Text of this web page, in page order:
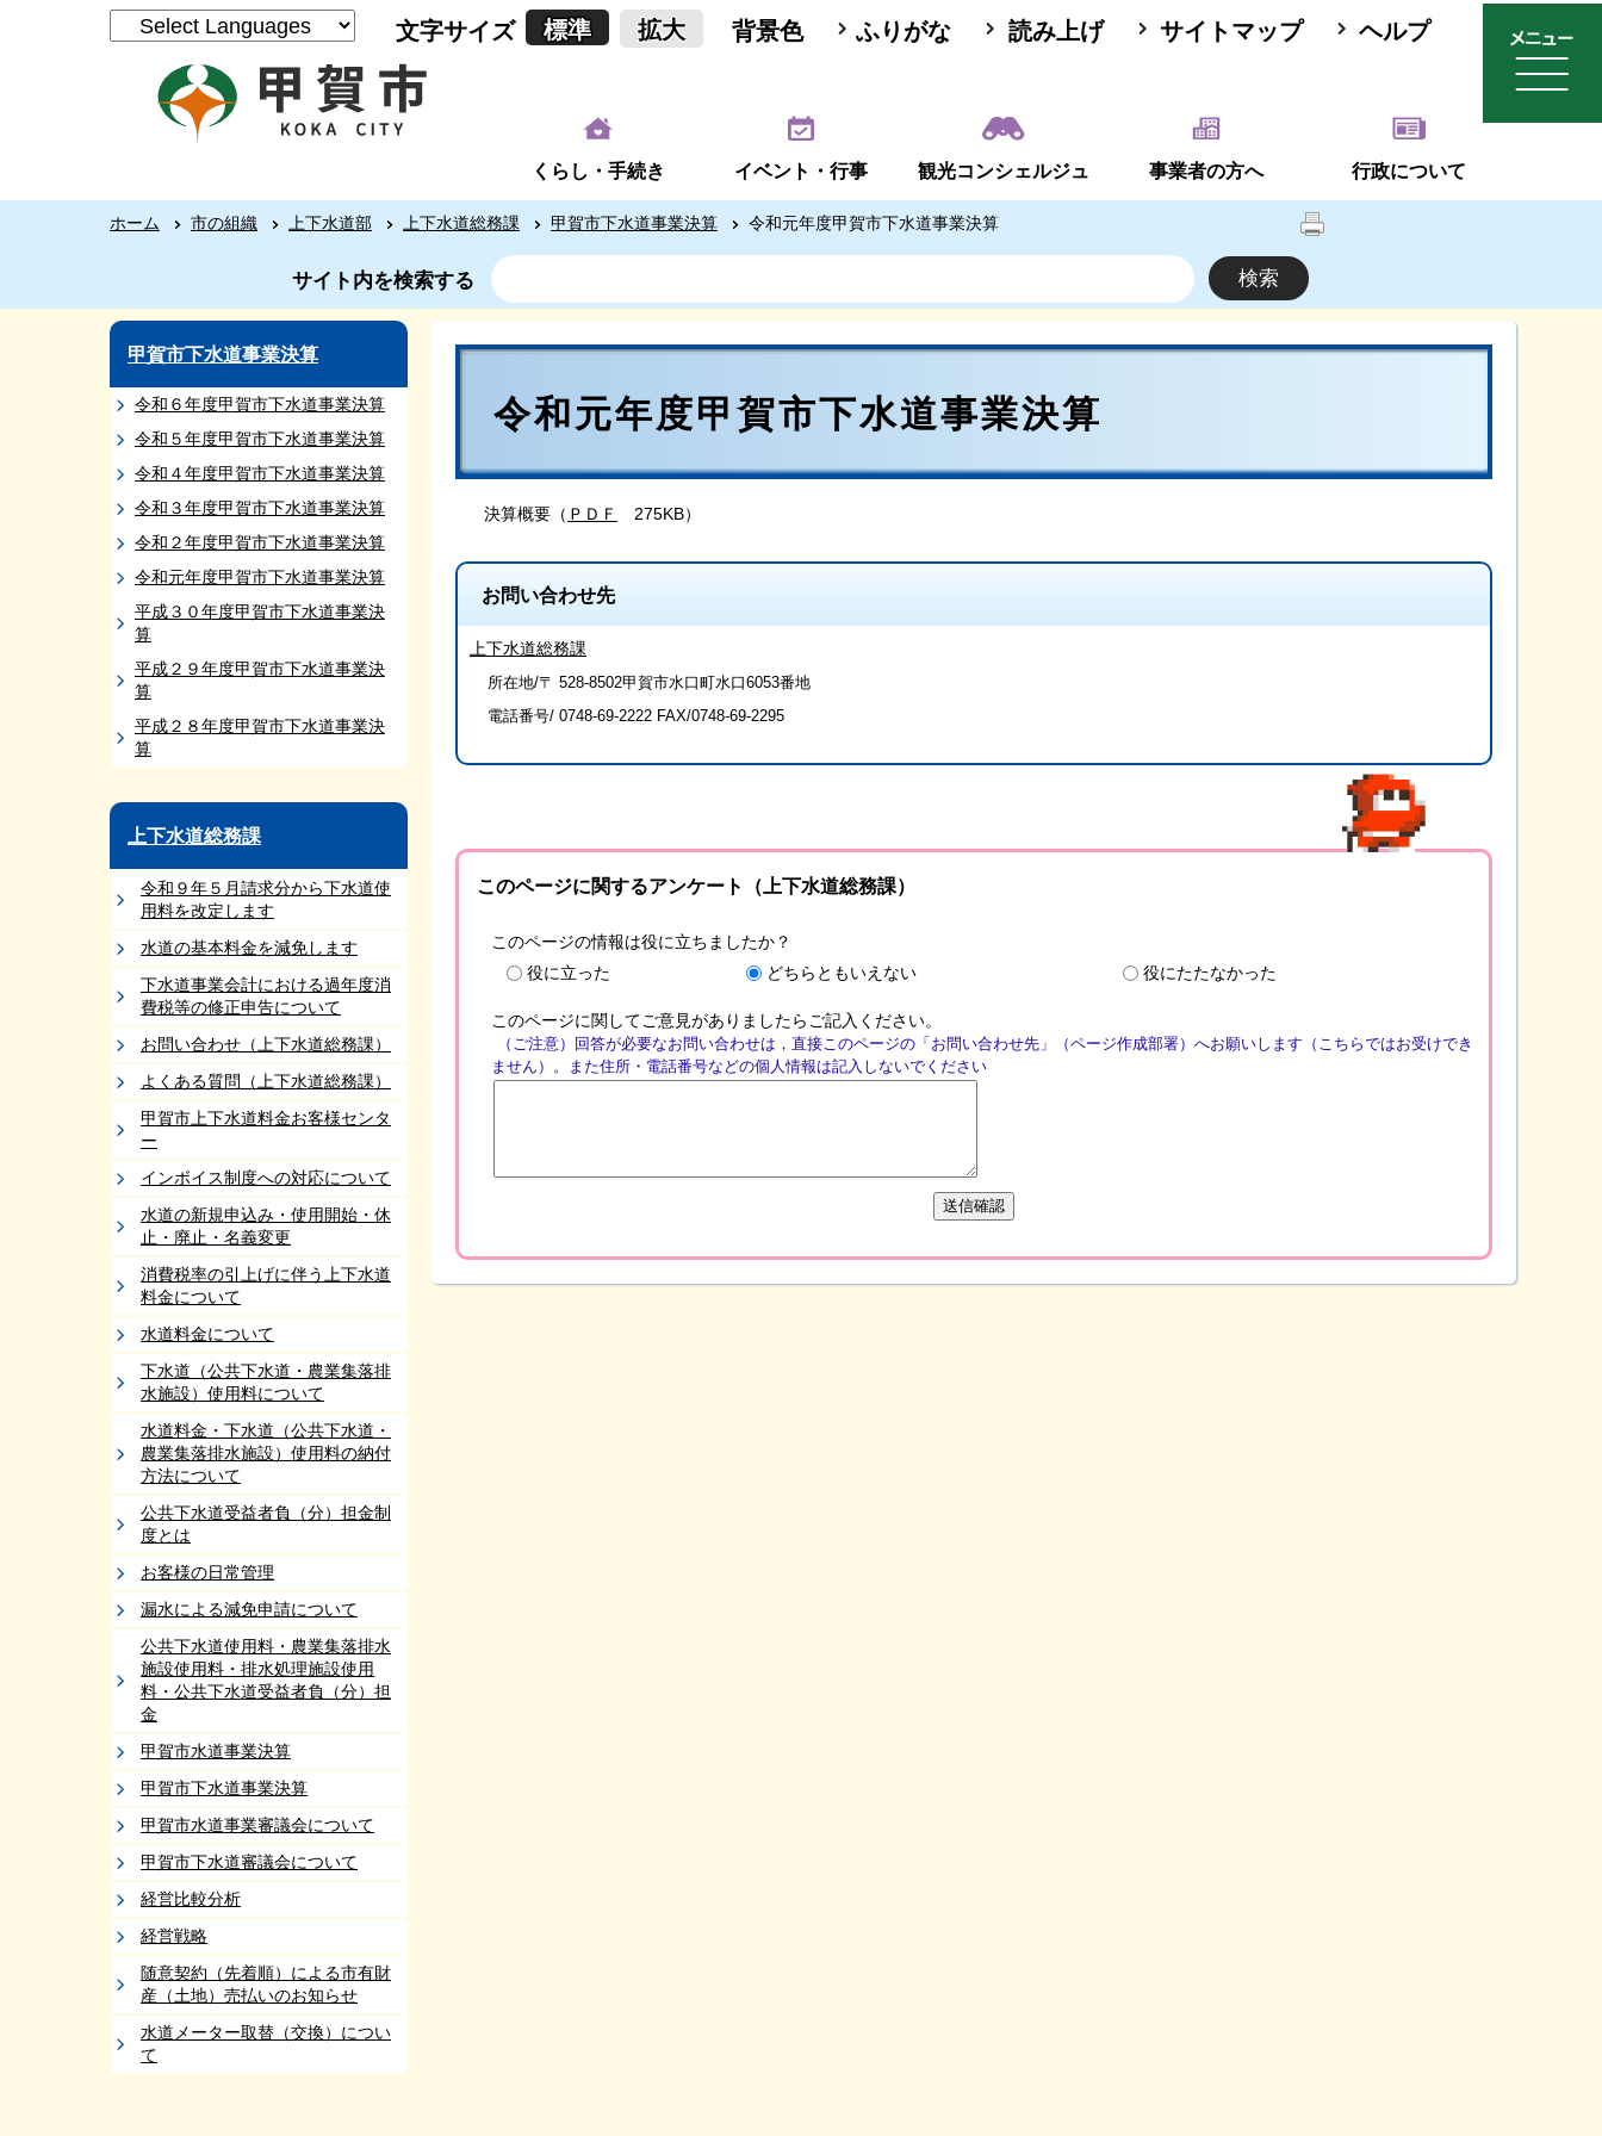
文字サイズ 標準 拡大 背景色 ふりがな 読み上げ サイトマップ ヘルプ
くらし・手続き イベント・行事 観光コンシェルジュ 事業者の方へ 行政について
ホーム 市の組織 上下水道部 上下水道総務課 甲賀市下水道事業決算 令和元年度甲賀市下水道事業決算
サイト内を検索する
甲賀市下水道事業決算
令和６年度甲賀市下水道事業決算
令和５年度甲賀市下水道事業決算
令和４年度甲賀市下水道事業決算
令和３年度甲賀市下水道事業決算
令和２年度甲賀市下水道事業決算
令和元年度甲賀市下水道事業決算
平成３０年度甲賀市下水道事業決
算
平成２９年度甲賀市下水道事業決
算
平成２８年度甲賀市下水道事業決
算
上下水道総務課
令和９年５月請求分から下水道使
用料を改定します
水道の基本料金を減免します
下水道事業会計における過年度消
費税等の修正申告について
お問い合わせ（上下水道総務課）
よくある質問（上下水道総務課）
甲賀市上下水道料金お客様センタ
ー
インボイス制度への対応について
水道の新規申込み・使用開始・休
止・廃止・名義変更
消費税率の引上げに伴う上下水道
料金について
水道料金について
下水道（公共下水道・農業集落排
水施設）使用料について
水道料金・下水道（公共下水道・
農業集落排水施設）使用料の納付
方法について
公共下水道受益者負（分）担金制
度とは
お客様の日常管理
漏水による減免申請について
公共下水道使用料・農業集落排水
施設使用料・排水処理施設使用
料・公共下水道受益者負（分）担
金
甲賀市水道事業決算
甲賀市下水道事業決算
甲賀市水道事業審議会について
甲賀市下水道審議会について
経営比較分析
経営戦略
随意契約（先着順）による市有財
産（土地）売払いのお知らせ
水道メーター取替（交換）につい
て
令和元年度甲賀市下水道事業決算
決算概要（ ＰＤＦ 275KB）
お問い合わせ先
上下水道総務課
所在地/〒 528-8502甲賀市水口町水口6053番地
電話番号/ 0748-69-2222 FAX/0748-69-2295
このページに関するアンケート（上下水道総務課）
このページの情報は役に立ちましたか？
役に立った
どちらともいえない 役にたたなかった
このページに関してご意見がありましたらご記入ください。
（ご注意）回答が必要なお問い合わせは，直接このページの「お問い合わせ先」（ページ作成部署）へお願いします（こちらではお受けでき
ません）。また住所・電話番号などの個人情報は記入しないでください